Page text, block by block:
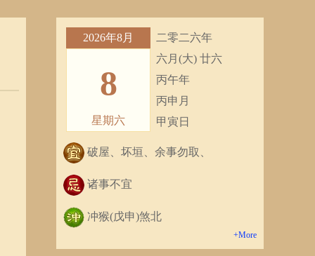
2026年8月
8
星期六
二零二六年
六月(大) 廿六
丙午年
丙申月
甲寅日
破屋、坏垣、余事勿取、
诸事不宜
冲猴(戊申)煞北
+More